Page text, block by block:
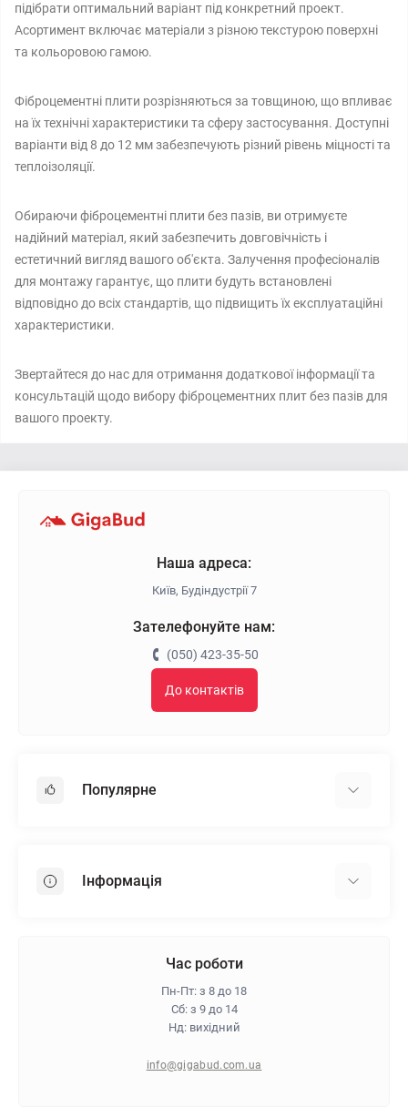
підібрати оптимальний варіант під конкретний проект.
Асортимент включає матеріали з різною текстурою поверхні
та кольоровою гамою.
Фіброцементні плити розрізняються за товщиною, що впливає
на їх технічні характеристики та сферу застосування. Доступні
варіанти від 8 до 12 мм забезпечують різний рівень міцності та
теплоізоляції.
Обираючи фіброцементні плити без пазів, ви отримуєте
надійний матеріал, який забезпечить довговічність і
естетичний вигляд вашого об'єкта. Залучення професіоналів
для монтажу гарантує, що плити будуть встановлені
відповідно до всіх стандартів, що підвищить їх експлуатаційні
характеристики.
Звертайтеся до нас для отримання додаткової інформації та
консультацій щодо вибору фіброцементних плит без пазів для
вашого проекту.
Наша адреса:
Київ, Будіндустрії 7
Зателефонуйте нам:
(050) 423-35-50
До контактів
Популярне
Пінопласт
Інформація
Гарантія та повернення
Політика конфіденційності
Час роботи
Пн-Пт: з 8 до 18
Сб: з 9 до 14
Нд: вихідний
info@gigabud.com.ua